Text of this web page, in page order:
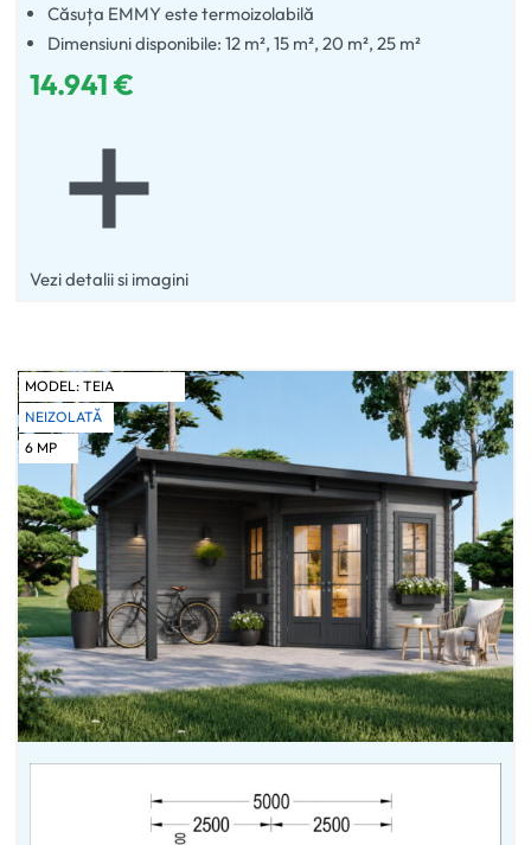
Căsuța EMMY este termoizolabilă
Dimensiuni disponibile: 12 m², 15 m², 20 m², 25 m²
14.941 €
Vezi detalii si imagini
NEIZOLATĂ
MODEL: TEIA
6 MP